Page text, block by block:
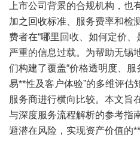
上市公司背景的合规机构，也
加之回收标准、服务费率和检
费者在“哪里回收、如何定价
严重的信息过载。为帮助无锡
们构建了覆盖“价格透明度、
易**性及客户体验”的多维评估
服务商进行横向比较。本文旨
与深度服务流程解析的参考指
避潜在风险，实现资产价值的**